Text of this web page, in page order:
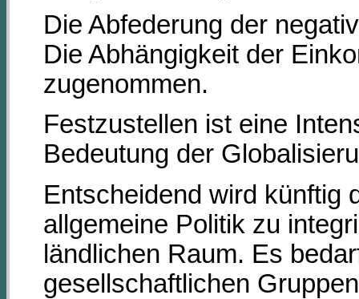
Die Abfederung der
Die Abhängigkeit der
zugenommen.
Festzustellen ist eine
Bedeutung der
Entscheidend wird künftig
allgemeine Politik zu
ländlichen Raum. Es
gesellschaftlichen